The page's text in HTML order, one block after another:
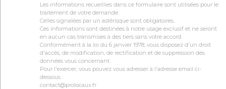
Les informations recueillies dans ce formulaire sont utilisées pour le
traitement de votre demande.
Celles signalées par un astérisque sont obligatoires.
Ces informations sont destinées à notre usage exclusif et ne seront
en aucun cas transmises à des tiers sans votre accord.
Conformément à la loi du 6 janvier 1978, vous disposez d'un droit
d'accès, de modification, de rectification et de suppression des
données vous concernant.
Pour l'exercer, vous pouvez vous adresser à l'adresse email ci-
dessous :
contact@prolocaux.fr